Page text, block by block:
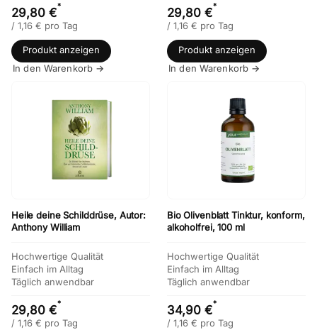
29,80 €*
/ 1,16 € pro Tag
Produkt anzeigen
In den Warenkorb →
29,80 €*
/ 1,16 € pro Tag
Produkt anzeigen
In den Warenkorb →
Heile deine Schilddrüse, Autor:
Anthony William
Hochwertige Qualität
Einfach im Alltag
Täglich anwendbar
29,80 €*
/ 1,16 € pro Tag
Bio Olivenblatt Tinktur, konform,
alkoholfrei, 100 ml
Hochwertige Qualität
Einfach im Alltag
Täglich anwendbar
34,90 €*
/ 1,16 € pro Tag